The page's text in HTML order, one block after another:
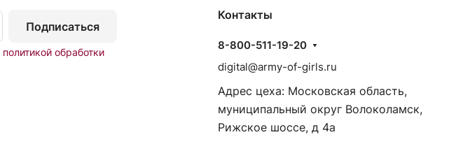
политикой обработки
Подписаться
Контакты
8-800-511-19-20
digital@army-of-girls.ru
Адрес цеха: Московская область,
муниципальный округ Волоколамск,
Рижское шоссе, д 4а